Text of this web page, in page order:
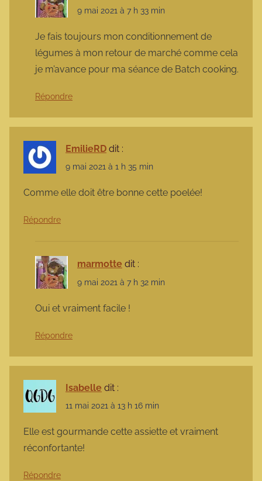
9 mai 2021 à 7 h 33 min
Je fais toujours mon conditionnement de
légumes à mon retour de marché comme cela
je m’avance pour ma séance de Batch cooking.
Répondre
EmilieRD dit :
9 mai 2021 à 1 h 35 min
Comme elle doit être bonne cette poelée!
Répondre
marmotte dit :
9 mai 2021 à 7 h 32 min
Oui et vraiment facile !
Répondre
Isabelle dit :
11 mai 2021 à 13 h 16 min
Elle est gourmande cette assiette et vraiment
réconfortante!
Répondre